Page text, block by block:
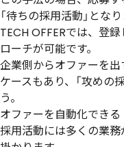
「待ちの採用活動」となり
TECH OFFERでは、登
ローチが可能です。
企業側からオファーを
ケースもあり、「攻めの
う。
オファーを自動化できる
採用活動には多くの業